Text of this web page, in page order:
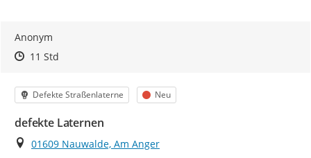
Anonym
Zeitpunkt des Erstellens
Zeitpunkt des Erstellens
11 StdZur Äußerung
Kategorie
Defekte Straßenlaterne Status
Neu
defekte Laternen
Ort
01609 Nauwalde, Am Anger